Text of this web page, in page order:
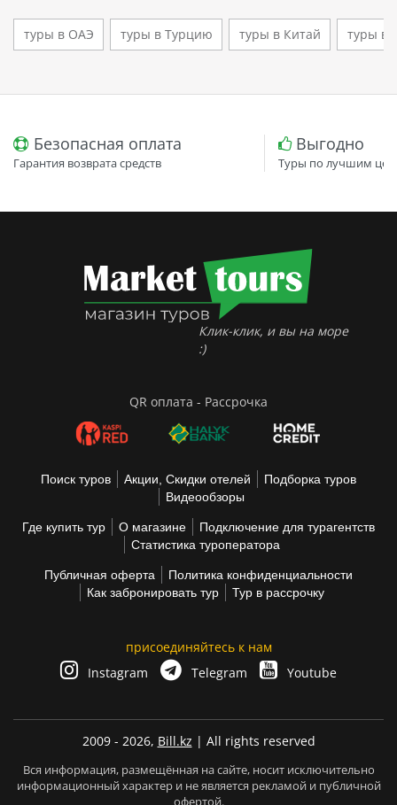
туры в ОАЭ туры в Турцию туры в Китай туры
Безопасная оплата
Гарантия возврата средств
Выгодно
Туры по лучшим
Клик-клик, и вы на море
:)
QR оплата - Рассрочка
Поиск туров Акции, Скидки отелей
Подборка туров
Видеообзоры
Где купить тур О магазине
Подключение для турагентств
Статистика туроператора
Публичная оферта
Политика конфиденциальности
Как забронировать тур
Тур в рассрочку
присоединяйтесь к нам
Instagram
Telegram Youtube
2009 - 2026, Bill.kz | All rights reserved
Вся информация, размещённая на сайте, носит исключительно
информационный характер и не является рекламой и публичной
офертой.